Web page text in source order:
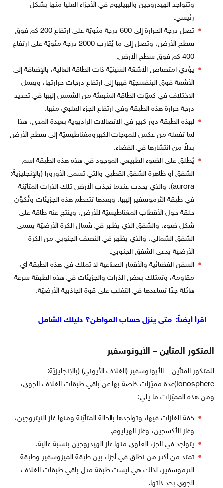
وتتواجد الهيدروجين والهيليوم في الأجزاء العليا منها بشكل
رئيسي.
تصل درجة الحرارة إلى 600 درجة مئويّة على ارتفاع 200 كم فوق
سطح الأرض، وتصل إلى ما يُقارب 2000 درجة مئويّة على ارتفاع
400 كم فوق سطح الأرض.
يؤدي امتصاص الأشعّة السينيّة ذات الطاقة العالية، بالإضافة إلى
الأشعة فوق البنفسجيّة فيها إلى ارتفاع درجات حرارتها، ويعمل
الاختلاف في كميّات الطاقة المنبعثة من الشمس إليها في تحديد
درجة حرارة هذه الطبقة وفي ارتفاع الجزء العلوي منها.
لهذه الطبقة دور كبير في الاتصالات الراديوية بعيدة المدى، هذا
لما تفعله من عكس للموجات الكهرومغناطيسيّة إلى سطح الأرض
بدلاً من انتشارها في الفضاء.
يُطلق على الضوء الطبيعي الموجود في هذه هذه الطبقة اسم
الشفق أو ظاهرة الشفق القطبي والتي تسمى الأورورا (بالإنجليزيةّ:
aurora)‏، والذي يحدث عندما تجذب الأرض تلك الذرات المتأيّنة
في طبقة الثرموسفير إليها، وبعدها تتحطم هذه الجزيئات وتُكوِّن
حلقة حول الأقطاب المغناطيسيّة للأرض، وينتج عنه طاقة على
شكل ضوء، والشفق الذي يظهر في شمال الكرة الأرضيّة يسمى
الشفق الشمالي، والذي يظهر في النصف الجنوبي من الكرة
الأرضية يدعى الشفق الجنوبي.
السفن الفضائية والأقمار الصناعية لا تملك في هذه الطبقة أي
مقاومة، وتمتلك بعض الذرات والجزيئات في هذه الطبقة سرعة
هائلة جدًا تساعدها في التغلب على قوة الجاذبية الأرضيّة.
اقرأ أيضاً: متى ينزل حساب المواطن؟ دليلك الشامل
المتكور المتأين – الأيونوسفير
للمتكور المتأين – الأيونوسفير (الغلاف الأيوني) (بالإنجليزيّة:
Ionosphere)عدة مميّزات خاصة بها عن باقي طبقات الغلاف الجوي،
ومن هذه المميّزات ما يلي:
خفة الغازات فيها، وتواجدها بالحالة المتأيّنة ومنها غاز النيتروجين،
وغاز الأكسجين، وغاز الهيليوم.
يتواجد في الجزء العلوي منها غاز الهيدروجين بنسبة عالية.
تمتد من أكثر من نطاق في أجزاء بين طبقة الميزوسفير وطبقة
الثرموسفير، لذلك هي ليست طبقة مثل باقي طبقات الغلاف
الجوي بحد ذاتها.